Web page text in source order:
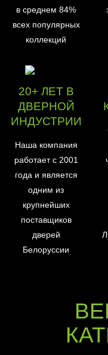
в среднем 84%
всех популярных
коллекций
20+ ЛЕТ В
ДВЕРНОЙ
ИНДУСТРИИ
Наша компания
работает с 2001
года и является
одним из
крупнейших
поставщиков
дверей
Белоруссии